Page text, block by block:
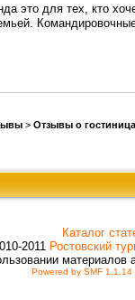
это для тех, кто
> Отзывы о
Каталог
2011 Ростовский
материалов
Powered by SMF 1.1.14